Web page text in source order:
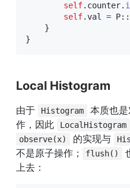
self. counter.
self.val = P::
}
}
Local Histogram
由于 Histogram
本质也
作，因此
LocalHistogram
observe(x) 的实现与
不是原子操作；
flush()
上去：